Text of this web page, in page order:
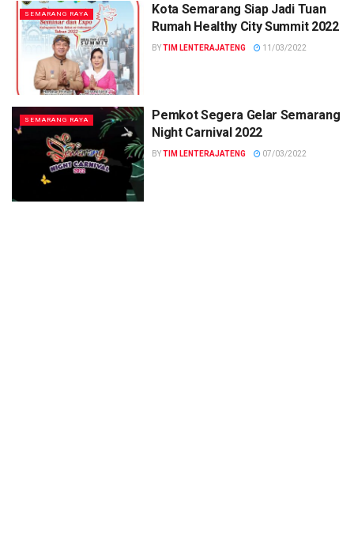
SEMARANG RAYA
Kota Semarang Siap Jadi Tuan
Rumah Healthy City Summit 2022
BYTIM LENTERAJATENG 11/03/2022
SEMARANG RAYA
Pemkot Segera Gelar Semarang
Night Carnival 2022
BYTIM LENTERAJATENG 07/03/2022